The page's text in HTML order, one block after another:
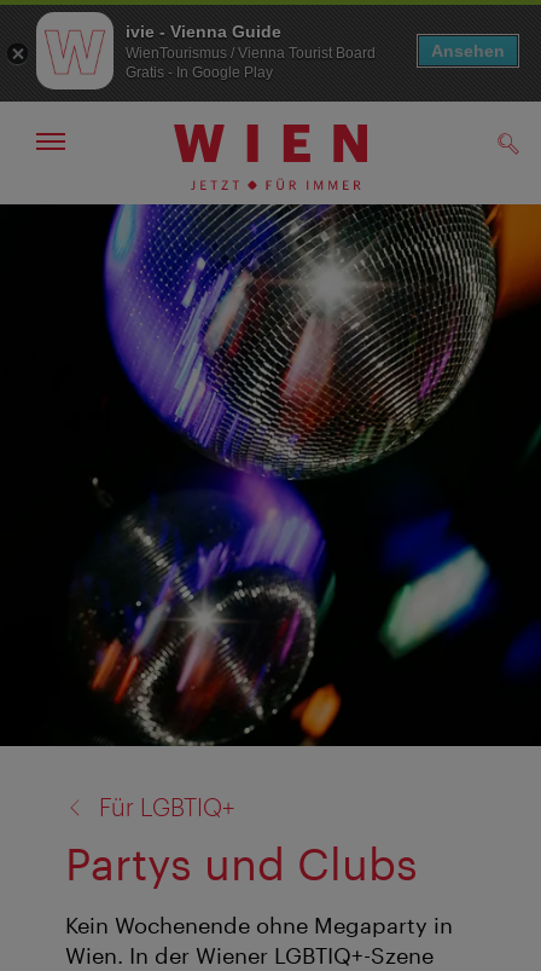
Zur
Zum
Navigation
Für LGBTIQ+
Partys und Clubs
Kein Wochenende ohne Megaparty in
Wien. In der Wiener LGBTIQ+-Szene
ivie - Vienna Guide
WienTourismus / Vienna Tourist Board
Gratis - In Google Play
Ansehen